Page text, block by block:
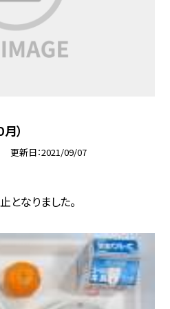
）
更新日 2021/09/07
となりました。